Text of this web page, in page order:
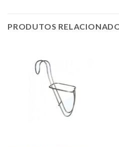
PRODUTOS